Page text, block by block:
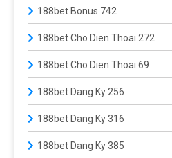
188bet Bonus 742
188bet Cho Dien Thoai 272
188bet Cho Dien Thoai 69
188bet Dang Ky 256
188bet Dang Ky 316
188bet Dang Ky 385